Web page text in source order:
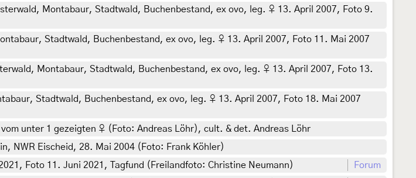
Montabaur, Stadtwald, Buchenbestand, ex ovo, leg. ♀ 13. April 2007, Foto 9.
Stadtwald, Buchenbestand, ex ovo, leg. ♀ 13. April 2007, Foto 11. Mai 2007
Montabaur, Stadtwald, Buchenbestand, ex ovo, leg. ♀ 13. April 2007, Foto 13.
Stadtwald, Buchenbestand, ex ovo, leg. ♀ 13. April 2007, Foto 18. Mai 2007
unter 1 gezeigten ♀ (Foto: Andreas Löhr), cult. & det. Andreas Löhr
NWR Eischeid, 28. Mai 2004 (Foto: Frank Köhler)
Foto 11. Juni 2021, Tagfund (Freilandfoto: Christine Neumann)
Forum